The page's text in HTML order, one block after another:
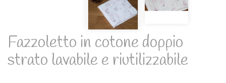
Fazzoletto in cotone doppio
strato lavabile e riutilizzabile